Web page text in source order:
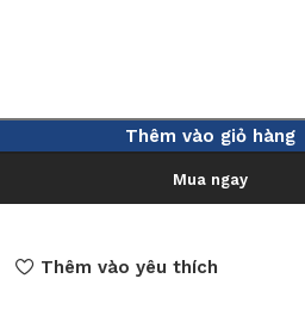
Thêm vào giỏ hàng
Mua ngay
Thêm vào yêu thích